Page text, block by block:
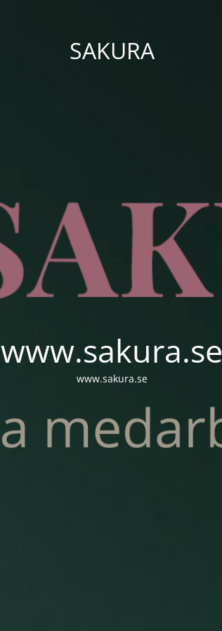
SAKURA
www.sakura.se
www.sakura.se